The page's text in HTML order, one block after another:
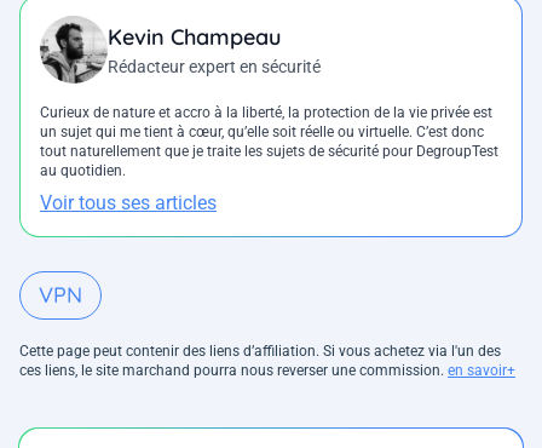
Kevin Champeau
Rédacteur expert en sécurité
Curieux de nature et accro à la liberté, la protection de la vie privée est
un sujet qui me tient à cœur, qu’elle soit réelle ou virtuelle. C’est donc
tout naturellement que je traite les sujets de sécurité pour DegroupTest
au quotidien.
Voir tous ses articles
VPN
Cette page peut contenir des liens d’affiliation. Si vous achetez via l'un des
ces liens, le site marchand pourra nous reverser une commission. en savoir+